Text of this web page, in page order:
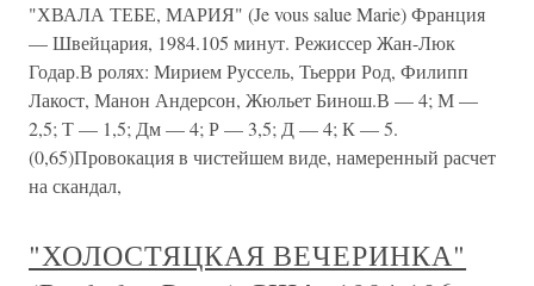
"ХВАЛА ТЕБЕ, МАРИЯ" (Je vous salue Marie) Франция
— Швейцария, 1984.105 минут. Режиссер Жан-Люк
Годар.В ролях: Мирием Руссель, Тьерри Род, Филипп
Лакост, Манон Андерсон, Жюльет Бинош.В — 4; М —
2,5; Т — 1,5; Дм — 4; Р — 3,5; Д — 4; К — 5.
(0,65)Провокация в чистейшем виде, намеренный расчет
на скандал,
"ХОЛОСТЯЦКАЯ ВЕЧЕРИНКА"